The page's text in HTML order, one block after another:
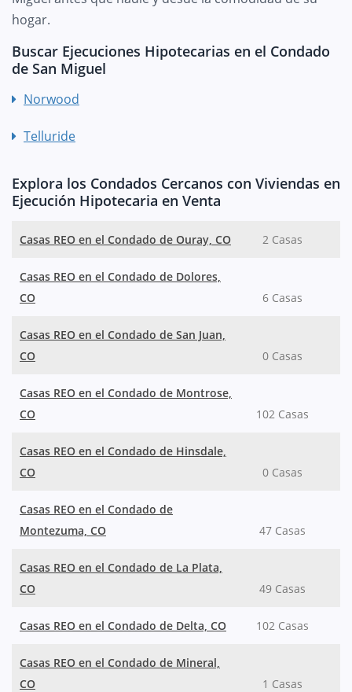
hogar.
Buscar Ejecuciones Hipotecarias en el Condado
de San Miguel
Norwood
Telluride
Explora los Condados Cercanos con Viviendas en
Ejecución Hipotecaria en Venta
Casas REO en el Condado de Ouray, CO 2 Casas
Casas REO en el Condado de Dolores,
CO
6 Casas
Casas REO en el Condado de San Juan,
CO
0 Casas
Casas REO en el Condado de Montrose,
CO
102 Casas
Casas REO en el Condado de Hinsdale,
CO
0 Casas
Casas REO en el Condado de
Montezuma, CO
47 Casas
Casas REO en el Condado de La Plata,
CO
49 Casas
Casas REO en el Condado de Delta, CO 102 Casas
Casas REO en el Condado de Mineral,
CO
1 Casas